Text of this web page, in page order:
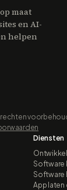
maat
en AI-
helpen
Diensten
Software
Software
App